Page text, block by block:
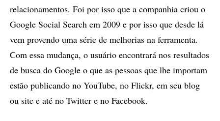
relacionamentos. Foi por isso que a companhia criou o
Google Social Search em 2009 e por isso que desde lá
vem provendo uma série de melhorias na ferramenta.
Com essa mudança, o usuário encontrará nos resultados
de busca do Google o que as pessoas que lhe importam
estão publicando no YouTube, no Flickr, em seu blog
ou site e até no Twitter e no Facebook.